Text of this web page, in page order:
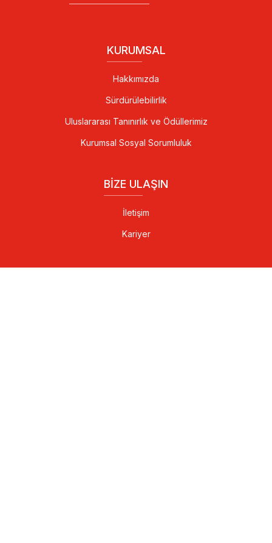
KURUMSAL
Hakkımızda
Sürdürülebilirlik
Uluslararası Tanınırlık ve Ödüllerimiz
Kurumsal Sosyal Sorumluluk
BIZE ULAŞIN
İletişim
Kariyer